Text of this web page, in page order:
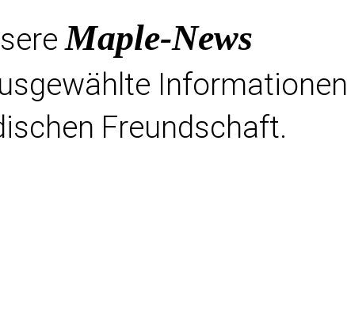
Maple-News
Informationen
Freundschaft.